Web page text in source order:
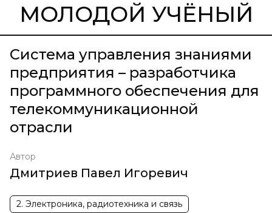
МОЛОДОЙ УЧЁНЫЙ
Система управления знаниями
предприятия – разработчика
программного обеспечения для
телекоммуникационной
отрасли
Автор
Дмитриев Павел Игоревич
2. Электроника, радиотехника и связь